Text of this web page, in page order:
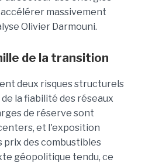
massivement
Olivier Darmouni.
de la transition
deux risques structurels
la fiabilité des réseaux
de réserve sont
et l'exposition
prix des combustibles
géopolitique tendu, ce